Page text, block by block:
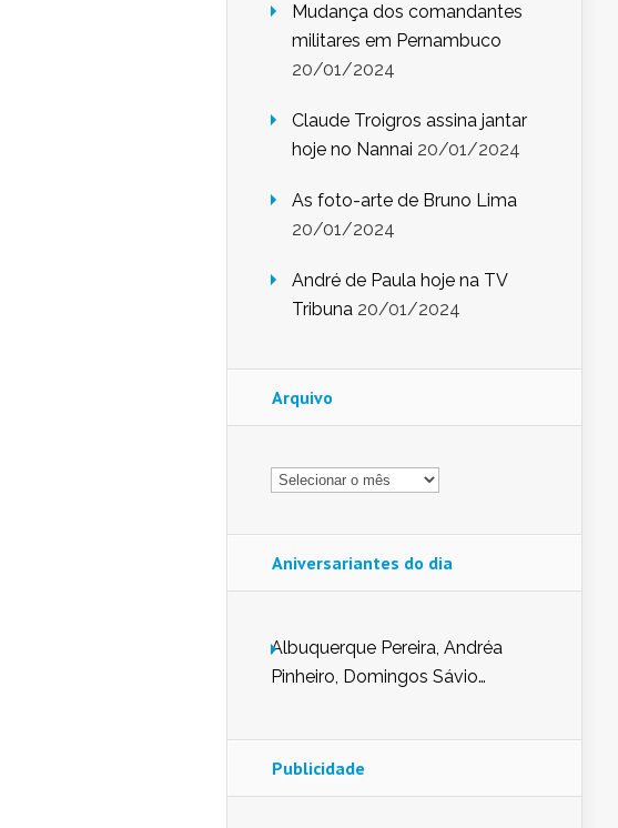
Mudança dos comandantes
militares em Pernambuco
20/01/2024
Claude Troigros assina jantar
hoje no Nannai 20/01/2024
As foto-arte de Bruno Lima
20/01/2024
André de Paula hoje na TV
Tribuna 20/01/2024
Arquivo
Arquivo
Aniversariantes do dia
Albuquerque Pereira, Andréa
Pinheiro, Domingos Sávio
Nunes de Sena, Fátima Peixoto,
Glória Pereira, Kátia Mesel,
Publicidade